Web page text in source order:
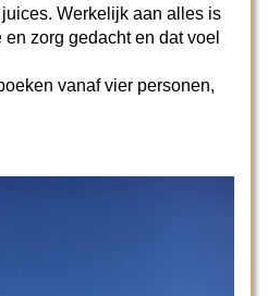
Werkelijk aan alles is
zorg gedacht en dat voel
vanaf vier personen,